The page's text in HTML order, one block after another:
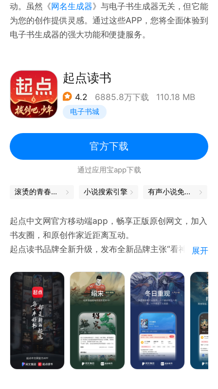
动。虽然《网名生成器》与电子书生成器无关，但它能
为您的创作提供灵感。通过这些APP，您将全面体验到
电子书生成器的强大功能和便捷服务。
起点读书
4.2 6885.8万下载 110.18 MB
电子书城
官方下载
通过应用宝app下载
滚烫的青春，永远的心跳 小说搜索引擎 有声小说免费下载
起点中文网官方移动端app，畅享正版原创网文，加入
书友圈，和原创作家近距离互动。
起点读书品牌全新升级，发布全新品牌主张“看神作 上
容。
◉ 超热超全的原创小说书城，中国网络文学的起点，
亿万忠实读者的选择~
【热门内容】正版原著、精品有声、热门漫画火爆来
袭，期待与你相遇；
《冬日重现》：张述桐有一个不可告人的秘密：他能回
到过去；
展开